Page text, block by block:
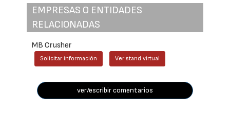
EMPRESAS O ENTIDADES
RELACIONADAS
MB Crusher
Solicitar información Ver stand virtual
ver/escribir comentarios